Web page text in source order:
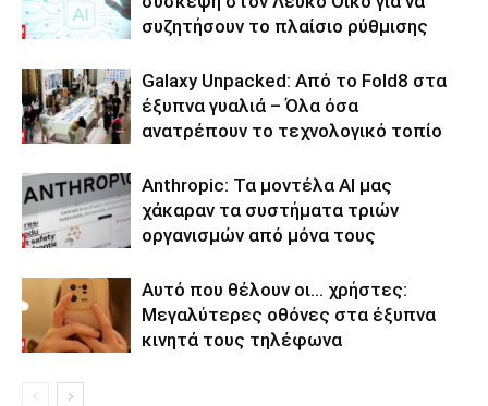
συζητήσουν το πλαίσιο ρύθμισης
Galaxy Unpacked: Από το Fold8 στα
έξυπνα γυαλιά – Όλα όσα
ανατρέπουν το τεχνολογικό τοπίο
Anthropic: Τα μοντέλα AI μας
χάκαραν τα συστήματα τριών
οργανισμών από μόνα τους
Αυτό που θέλουν οι… χρήστες:
Μεγαλύτερες οθόνες στα έξυπνα
κινητά τους τηλέφωνα